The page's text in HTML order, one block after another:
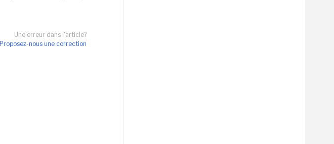
Une erreur dans l'article?
Proposez-nous une correction